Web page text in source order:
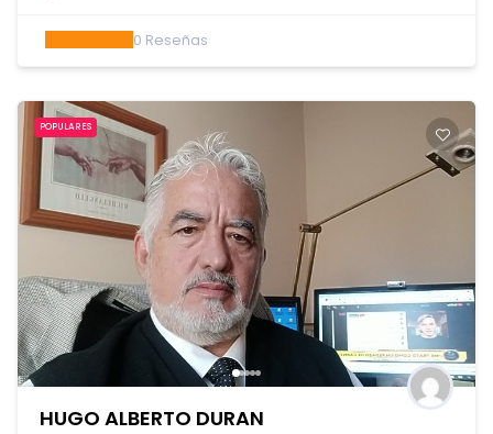
0 Reseñas
POPULARES
HUGO ALBERTO DURAN